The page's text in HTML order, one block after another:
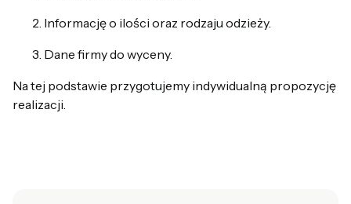
Informację o ilości oraz rodzaju odzieży.
Dane firmy do wyceny.
Na tej podstawie przygotujemy indywidualną propozycję
realizacji.